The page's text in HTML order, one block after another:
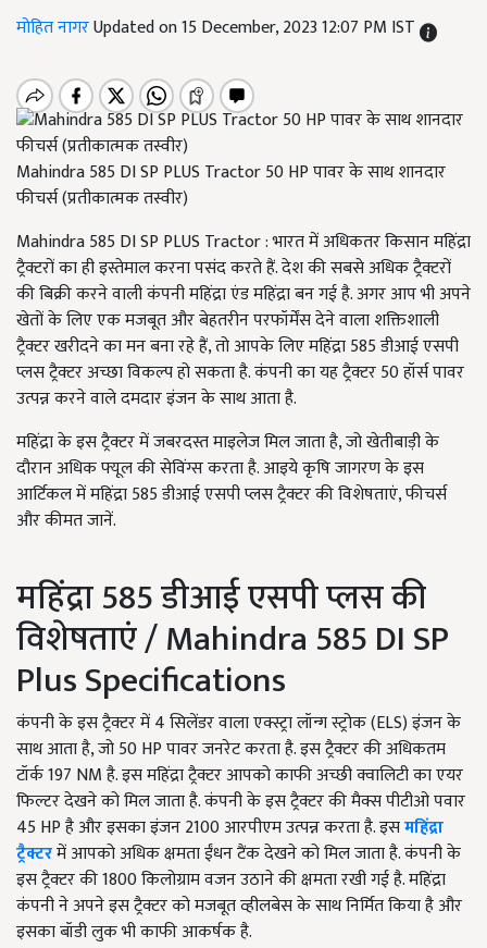
मोहित नागरUpdated on 15 December, 2023 12:07 PM IST
Mahindra 585 DI SP PLUS Tractor 50 HP पावर के साथ शानदार
फीचर्स (प्रतीकात्मक तस्वीर)
Mahindra 585 DI SP PLUS Tractor : भारत में अधिकतर किसान महिंद्रा
ट्रैक्टरों का ही इस्तेमाल करना पसंद करते हैं. देश की सबसे अधिक ट्रैक्टरों
की बिक्री करने वाली कंपनी महिंद्रा एंड महिंद्रा बन गई है. अगर आप भी अपने
खेतों के लिए एक मजबूत और बेहतरीन परफॉर्मेंस देने वाला शक्तिशाली
ट्रैक्टर खरीदने का मन बना रहे हैं, तो आपके लिए महिंद्रा 585 डीआई एसपी
प्लस ट्रैक्टर अच्छा विकल्प हो सकता है. कंपनी का यह ट्रैक्टर 50 हॉर्स पावर
उत्पन्न करने वाले दमदार इंजन के साथ आता है.
महिंद्रा के इस ट्रैक्टर में जबरदस्त माइलेज मिल जाता है, जो खेतीबाड़ी के
दौरान अधिक फ्यूल की सेविंग्स करता है. आइये कृषि जागरण के इस
आर्टिकल में महिंद्रा 585 डीआई एसपी प्लस ट्रैक्टर की विशेषताएं, फीचर्स
और कीमत जानें.
महिंद्रा 585 डीआई एसपी प्लस की
विशेषताएं / Mahindra 585 DI SP
Plus Specifications
कंपनी के इस ट्रैक्टर में 4 सिलेंडर वाला एक्स्ट्रा लॉन्ग स्ट्रोक (ELS) इंजन के
साथ आता है, जो 50 HP पावर जनरेट करता है. इस ट्रैक्टर की अधिकतम
टॉर्क 197 NM है. इस महिंद्रा ट्रैक्टर आपको काफी अच्छी क्वालिटी का एयर
फिल्टर देखने को मिल जाता है. कंपनी के इस ट्रैक्टर की मैक्स पीटीओ पवार
45 HP है और इसका इंजन 2100 आरपीएम उत्पन्न करता है. इसमहिंद्रा
ट्रैक्टरमें आपको अधिक क्षमता ईंधन टैंक देखने को मिल जाता है. कंपनी के
इस ट्रैक्टर की 1800 किलोग्राम वजन उठाने की क्षमता रखी गई है. महिंद्रा
कंपनी ने अपने इस ट्रैक्टर को मजबूत व्हीलबेस के साथ निर्मित किया है और
इसका बॉडी लुक भी काफी आकर्षक है.